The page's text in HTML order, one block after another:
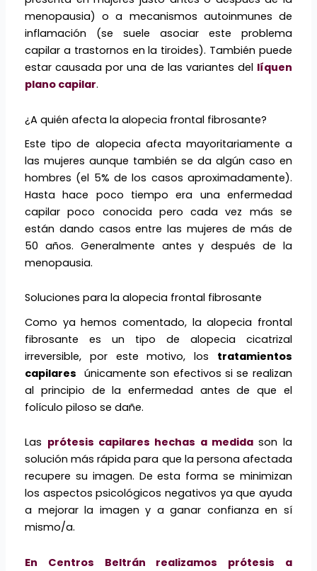
menopausia) o a mecanismos autoinmunes de
inflamación (se suele asociar este problema
capilar a trastornos en la tiroides). También puede
estar causada por una de las variantes del líquen
plano capilar.
¿A quién afecta la alopecia frontal fibrosante?
Este tipo de alopecia afecta mayoritariamente a
las mujeres aunque también se da algún caso en
hombres (el 5% de los casos aproximadamente).
Hasta hace poco tiempo era una enfermedad
capilar poco conocida pero cada vez más se
están dando casos entre las mujeres de más de
50 años. Generalmente antes y después de la
menopausia.
Soluciones para la alopecia frontal fibrosante
Como ya hemos comentado, la alopecia frontal
fibrosante es un tipo de alopecia cicatrizal
irreversible, por este motivo, los tratamientos
capilares únicamente son efectivos si se realizan
al principio de la enfermedad antes de que el
folículo piloso se dañe.
Las prótesis capilares hechas a medida son la
solución más rápida para que la persona afectada
recupere su imagen. De esta forma se minimizan
los aspectos psicológicos negativos ya que ayuda
a mejorar la imagen y a ganar confianza en sí
mismo/a.
En Centros Beltrán realizamos prótesis a